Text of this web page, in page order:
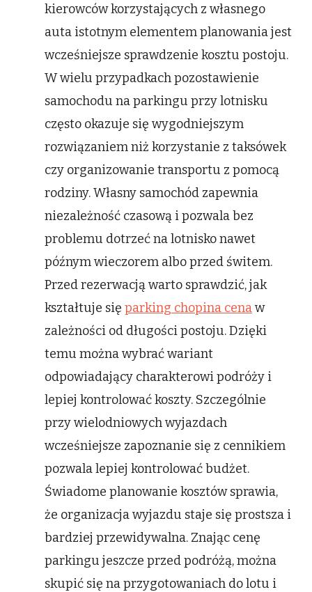
kierowców korzystających z własnego
auta istotnym elementem planowania jest
wcześniejsze sprawdzenie kosztu postoju.
W wielu przypadkach pozostawienie
samochodu na parkingu przy lotnisku
często okazuje się wygodniejszym
rozwiązaniem niż korzystanie z taksówek
czy organizowanie transportu z pomocą
rodziny. Własny samochód zapewnia
niezależność czasową i pozwala bez
problemu dotrzeć na lotnisko nawet
późnym wieczorem albo przed świtem.
Przed rezerwacją warto sprawdzić, jak
kształtuje się parking chopina cenaw
zależności od długości postoju. Dzięki
temu można wybrać wariant
odpowiadający charakterowi podróży i
lepiej kontrolować koszty. Szczególnie
przy wielodniowych wyjazdach
wcześniejsze zapoznanie się z cennikiem
pozwala lepiej kontrolować budżet.
Świadome planowanie kosztów sprawia,
że organizacja wyjazdu staje się prostsza i
bardziej przewidywalna. Znając cenę
parkingu jeszcze przed podróżą, można
skupić się na przygotowaniach do lotu i